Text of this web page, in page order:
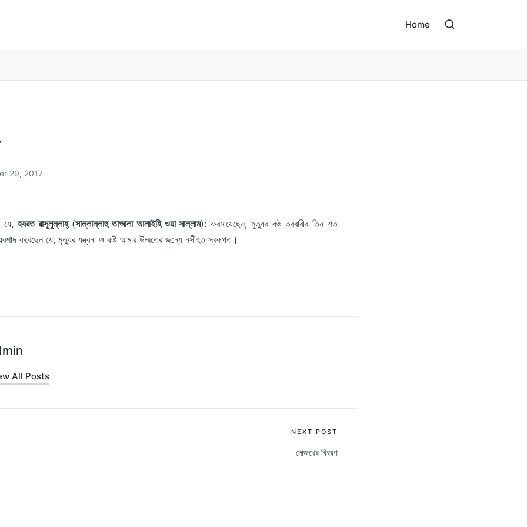
Home
29, 2017
যে, হযরত রাসূলুল্লাহ্(সাল্লাল্লাহু তা‌‌আলা আলাইহি ওয়া সাল্লাম): ফরমায়েছেন, মুত্যুর কষ্ট তরবারীর তিন শত
করেছেন যে, মৃত্যুর যন্ত্রনা ও কষ্ট আমার উম্মতের জন্যে নসীহত স্বরূপত।
All Posts
NEXT POST
দোজখের বিবরণ